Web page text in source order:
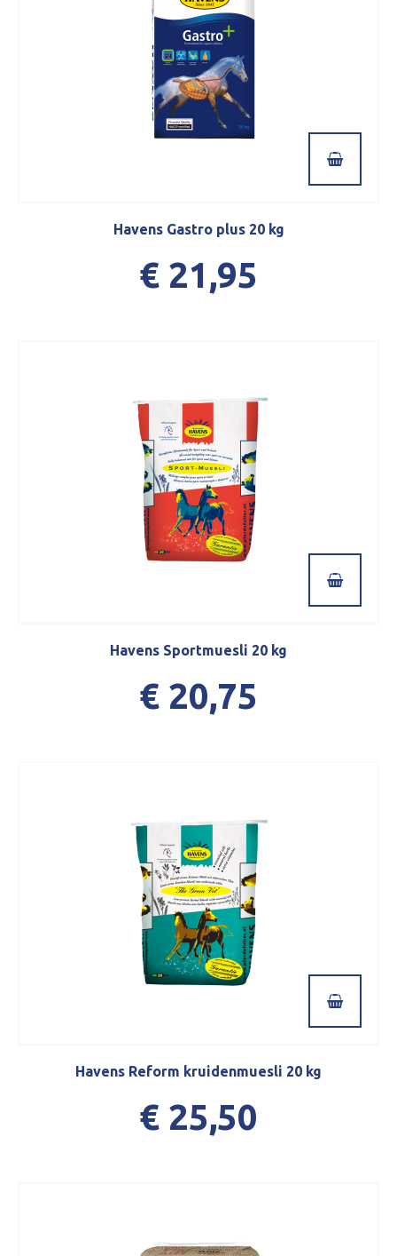
Havens Gastro plus 20 kg
€ 21,95
Havens Sportmuesli 20 kg
€ 20,75
Havens Reform kruidenmuesli 20 kg
€ 25,50